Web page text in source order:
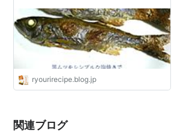
ryourirecipe.blog.jp
関連ブログ